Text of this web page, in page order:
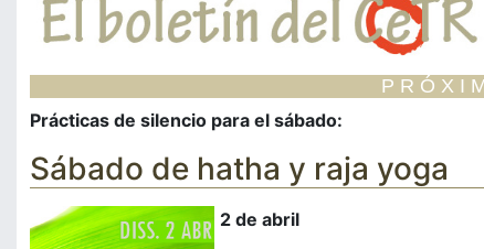
Prácticas de silencio para el sábado:
Sábado de hatha y raja yoga
2 de abril